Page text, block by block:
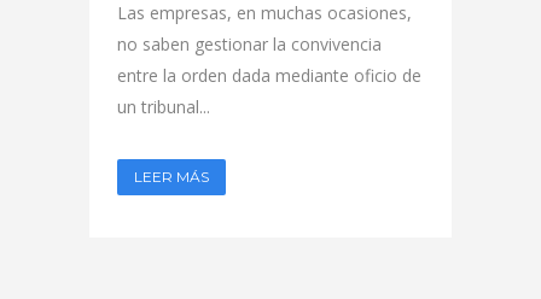
Las empresas, en muchas ocasiones,
no saben gestionar la convivencia
entre la orden dada mediante oficio de
un tribunal...
LEER MÁS